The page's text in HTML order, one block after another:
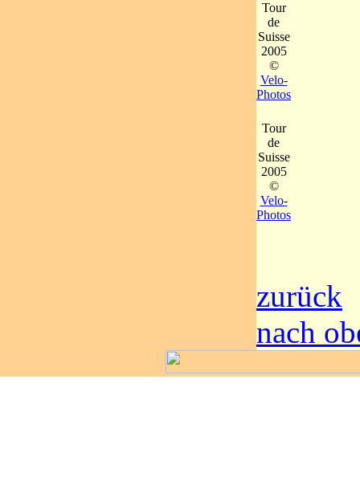
Tour
de
Suisse
2005
©
Velo-
Photos
Tour
de
Suisse
2005
©
Velo-
Photos
zurück
nach